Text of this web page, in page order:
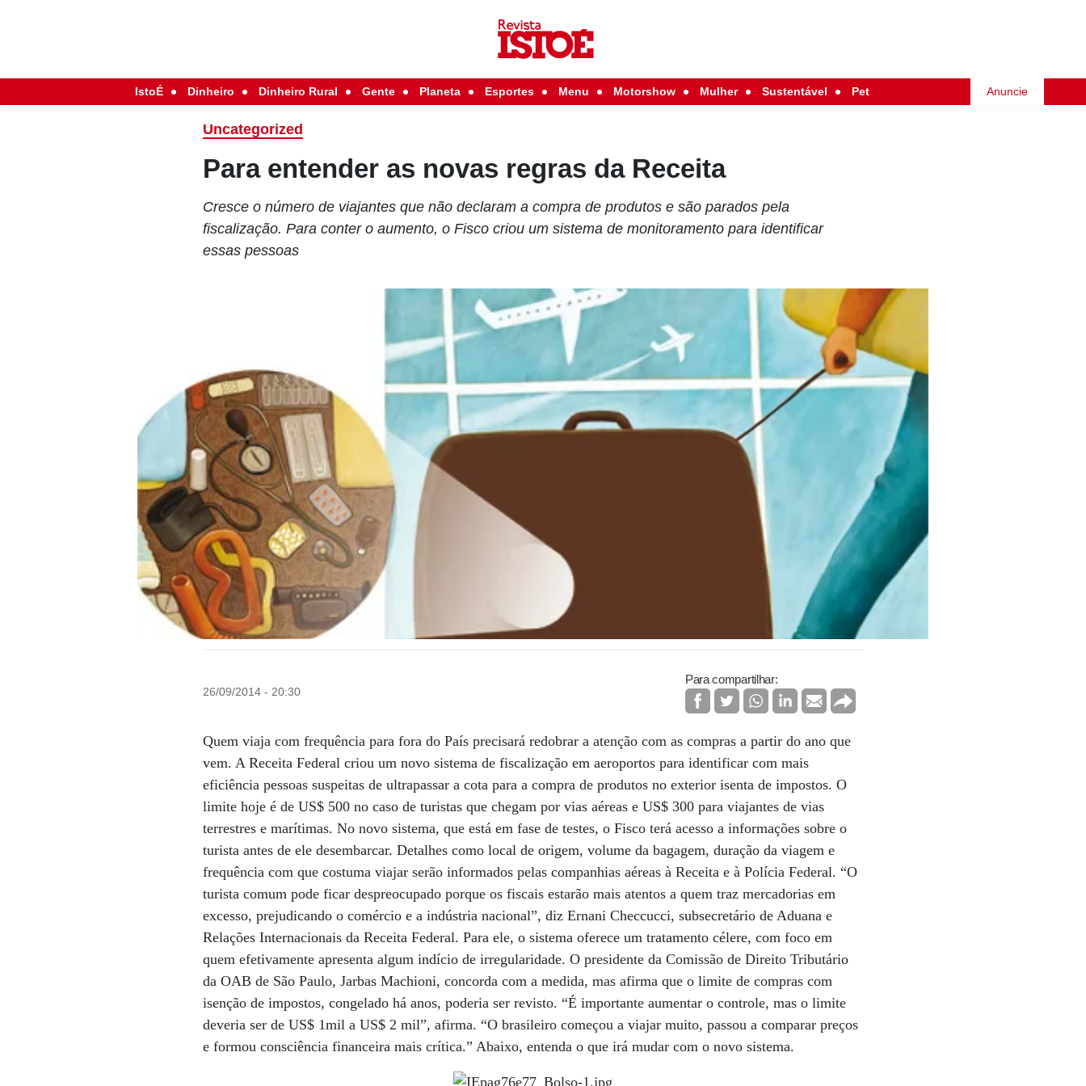
IstoÉ Dinheiro Dinheiro Rural Gente Planeta Esportes Menu Motorshow Mulher Sustentável Pet Anuncie
Uncategorized
Para entender as novas regras da Receita
Cresce o número de viajantes que não declaram a compra de produtos e são parados pela
fiscalização. Para conter o aumento, o Fisco criou um sistema de monitoramento para identificar
essas pessoas
26/09/2014 - 20:30
Para compartilhar:
Quem viaja com frequência para fora do País precisará redobrar a atenção com as compras a partir do ano que
vem. A Receita Federal criou um novo sistema de fiscalização em aeroportos para identificar com mais
eficiência pessoas suspeitas de ultrapassar a cota para a compra de produtos no exterior isenta de impostos. O
limite hoje é de US$ 500 no caso de turistas que chegam por vias aéreas e US$ 300 para viajantes de vias
terrestres e marítimas. No novo sistema, que está em fase de testes, o Fisco terá acesso a informações sobre o
turista antes de ele desembarcar. Detalhes como local de origem, volume da bagagem, duração da viagem e
frequência com que costuma viajar serão informados pelas companhias aéreas à Receita e à Polícia Federal. “O
turista comum pode ficar despreocupado porque os fiscais estarão mais atentos a quem traz mercadorias em
excesso, prejudicando o comércio e a indústria nacional”, diz Ernani Checcucci, subsecretário de Aduana e
Relações Internacionais da Receita Federal. Para ele, o sistema oferece um tratamento célere, com foco em
quem efetivamente apresenta algum indício de irregularidade. O presidente da Comissão de Direito Tributário
da OAB de São Paulo, Jarbas Machioni, concorda com a medida, mas afirma que o limite de compras com
isenção de impostos, congelado há anos, poderia ser revisto. “É importante aumentar o controle, mas o limite
deveria ser de US$ 1mil a US$ 2 mil”, afirma. “O brasileiro começou a viajar muito, passou a comparar preços
e formou consciência financeira mais crítica.” Abaixo, entenda o que irá mudar com o novo sistema.